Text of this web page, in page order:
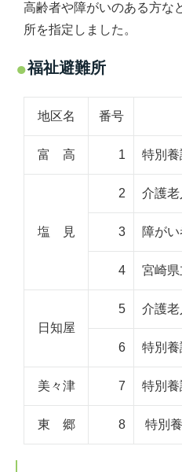
高齢者や障がいのある方な
所を指定しました。
福祉避難所
地区名 番号
富 高 1 特別
塩 見
2 介護
3 障が
4 宮崎
日知屋
5 介護
6 特別
美々津 7 特別
東 郷 8 特別